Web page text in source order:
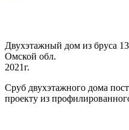
Двухэтажный дом из бруса
Омской обл.
2021г.
Сруб двухэтажного дома
проекту из